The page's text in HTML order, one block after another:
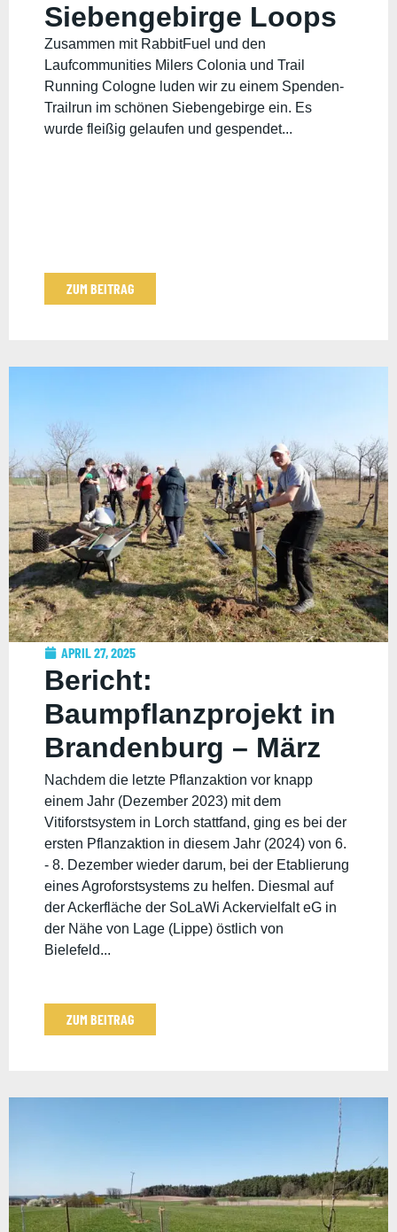
Siebengebirge Loops
Zusammen mit RabbitFuel und den
Laufcommunities Milers Colonia und Trail
Running Cologne luden wir zu einem Spenden-
Trailrun im schönen Siebengebirge ein. Es
wurde fleißig gelaufen und gespendet...
ZUM BEITRAG
APRIL 27, 2025
Bericht:
Baumpflanzprojekt in
Brandenburg – März
2025 von Marike und
Lukas
Nachdem die letzte Pflanzaktion vor knapp
einem Jahr (Dezember 2023) mit dem
Vitiforstsystem in Lorch stattfand, ging es bei der
ersten Pflanzaktion in diesem Jahr (2024) von 6.
- 8. Dezember wieder darum, bei der Etablierung
eines Agroforstsystems zu helfen. Diesmal auf
der Ackerfläche der SoLaWi Ackervielfalt eG in
der Nähe von Lage (Lippe) östlich von
Bielefeld...
ZUM BEITRAG